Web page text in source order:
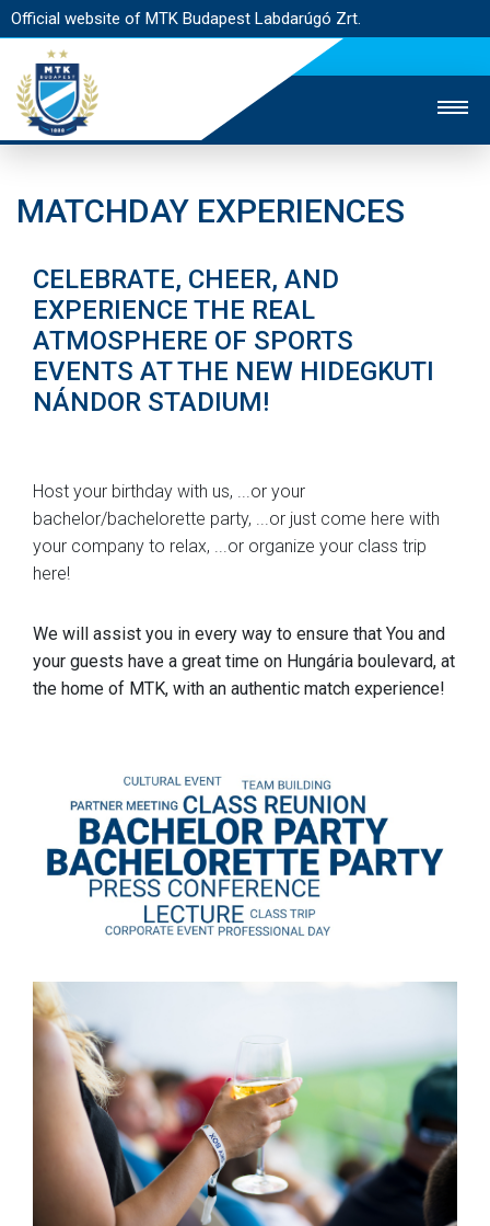
Official website of MTK Budapest Labdarúgó Zrt.
MTK BUDAPEST
MATCHES
STRATEGY
ACCREDITATION
MATCHDAY EXPERIENCES
CELEBRATE, CHEER, AND
EXPERIENCE THE REAL
ATMOSPHERE OF SPORTS
EVENTS AT THE NEW HIDEGKUTI
NÁNDOR STADIUM!
Host your birthday with us, ...or your
bachelor/bachelorette party, ...or just come here with
your company to relax, ...or organize your class trip
here!
We will assist you in every way to ensure that You and
your guests have a great time on Hungária boulevard, at
the home of MTK, with an authentic match experience!